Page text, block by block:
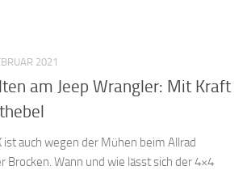
2021
am Jeep Wrangler: Mit Kraft
ist auch wegen der Mühen beim Allrad
Brocken. Wann und wie lässt sich der 4×4